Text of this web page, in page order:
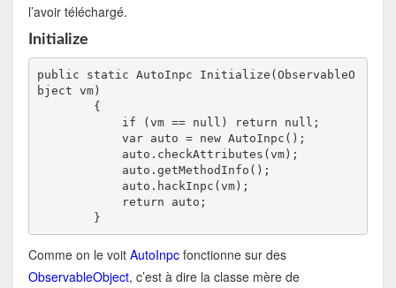
l’avoir téléchargé.
Initialize
public static AutoInpc Initialize(ObservableO
bject vm)
            var auto = new AutoInpc();
        }
Comme on le voit AutoInpcfonctionne sur des
ObservableObject, c’est à dire la classe mère de